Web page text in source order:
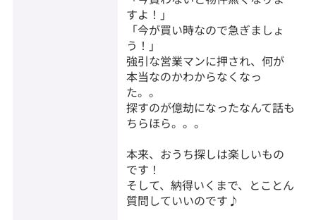
すよ！」
「今が買い時なので急ぎましょ
う！」
強引な営業マンに押され、何が
本当なのかわからなくなっ
た。。
探すのが億劫になったなんて話も
ちらほら。。。
本来、おうち探しは楽しいもの
です！
そして、納得いくまで、とことん
質問していいのです♪